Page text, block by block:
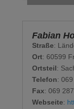
Fabian
Straße:
Ort: 60599
Ortsteil:
Telefon:
Fax: 069
Webseite: